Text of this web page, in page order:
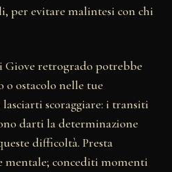
per evitare malintesi con chi
Giove retrogrado potrebbe
ostacolo nelle tue
scoraggiare: i transiti
darti la determinazione
difficoltà. Presta
mentale; concediti momenti